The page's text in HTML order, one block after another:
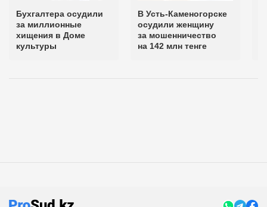
Бухгалтера осудили
за миллионные
хищения в Доме
культуры
В Усть-Каменогорске
осудили женщину
за мошенничество
на 142 млн тенге